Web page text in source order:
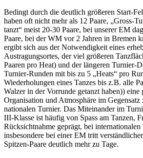
Bedingt durch die deutlich größeren Start-
haben oft nicht mehr als 12 Paare, „Gross-
tanzt“ meist 20-30 Paare, bei unserer EM
Paare, bei der WM vor 2 Jahren in Bremen
ergibt sich aus der Notwendigkeit eines
Austragungsortes, der viel größeren
Paaren pro Heat) und der längeren Turnier-
Turnier-Runden mit bis zu 5 „Heats“ pro
Wiederholungen eines Tanzes bis z.B. alle
Walzer in der Vorrunde getanzt haben)) eine
Organisation und Atmosphäre im Gegensatz
nationalen Turnier. Das Miteinander im
III-Klasse ist häufig von Spass am Tanzen,
Rücksichtnahme geprägt, bei
insbesondere bei einer EM tritt
Spitzen-Paare deutlich mehr zu Tage.